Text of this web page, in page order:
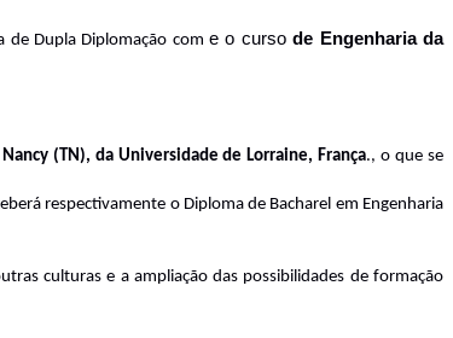
de Dupla Diplomação come o cursode Engenharia da
Nancy (TN), da Universidade de Lorraine, França., o que se
respectivamente o Diploma de Bacharel em Engenharia
culturas e a ampliação das possibilidades de formação